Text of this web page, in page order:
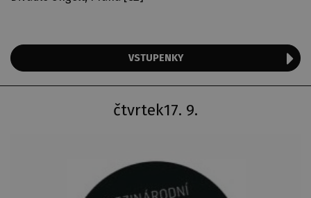
VSTUPENKY
17. 9.
čtvrtek